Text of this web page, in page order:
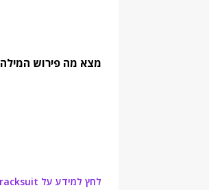
מצא מה פירוש המילה tracksuit ב-19 מילונים נחשבים. מצא מילים נרדפות והגדרות:
לחץ למידע על tracksuit